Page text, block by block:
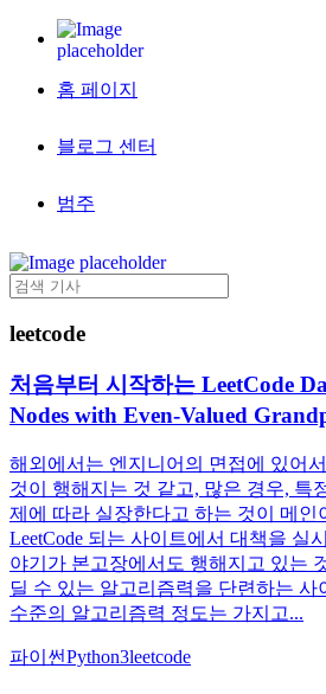
홈 페이지
블로그 센터
범주
leetcode
처음부터 시작하는 LeetCode
Nodes with Even-Valued
해외에서는 엔지니어의 면접에 있어
것이 행해지는 것 같고, 많은 경우, 특
제에 따라 실장한다고 하는 것이 메인
LeetCode 되는 사이트에서 대책을 실
야기가 본고장에서도 행해지고 있는
딜 수 있는 알고리즘력을 단련하는 사
수준의 알고리즘력 정도는 가지고...
파이썬Python3leetcode